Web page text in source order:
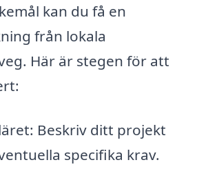
kan du få en
från lokala
Här är stegen för att
Beskriv ditt projekt
specifika krav.